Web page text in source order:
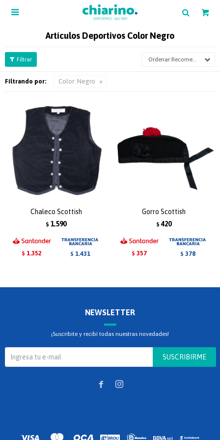

Artículos Deportivos Color Negro
Recomendados
Filtrando por: Color: Negro
Chaleco Scottish
$ 1.590
$ 1.352 $ 1.431
Gorro Scottish
$ 420
$ 357 $ 378
NEWSLETTER
¡Suscribite y recibí todas nuestras novedades!
SUSCRIBIRME
 